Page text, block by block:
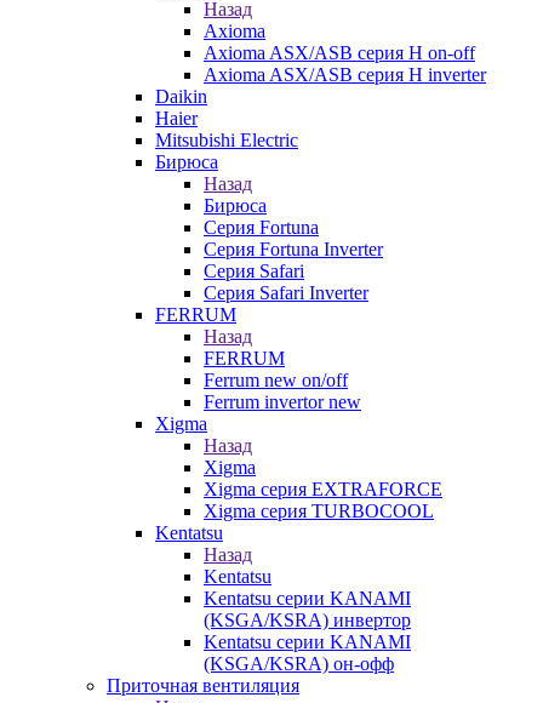
Назад
Axioma
Axioma ASX/ASB серия Н on-off
Axioma ASX/ASB серия Н inverter
Daikin
Haier
Mitsubishi Electric
Бирюса
Назад
Бирюса
Серия Fortuna
Серия Fortuna Inverter
Серия Safari
Серия Safari Inverter
FERRUM
Назад
FERRUM
Ferrum new on/off
Ferrum invertor new
Xigma
Назад
Xigma
Xigma серия EXTRAFORCE
Xigma серия TURBOCOOL
Kentatsu
Назад
Kentatsu
Kentatsu серии KANAMI
(KSGA/KSRA) инвертор
Kentatsu серии KANAMI
(KSGA/KSRA) он-офф
Приточная вентиляция